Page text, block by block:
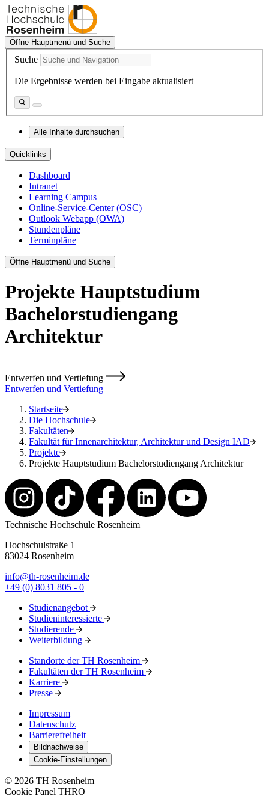
Öffne Hauptmenü und Suche
Suche
Die Ergebnisse werden bei Eingabe aktualisiert
Alle Inhalte durchsuchen
Quicklinks
Dashboard
Intranet
Learning Campus
Online-Service-Center (OSC)
Outlook Webapp (OWA)
Stundenpläne
Terminpläne
Öffne Hauptmenü und Suche
Projekte Hauptstudium
Bachelorstudiengang
Architektur
Entwerfen und Vertiefung
Entwerfen und Vertiefung
Startseite
Die Hochschule
Fakultäten
Fakultät für Innenarchitektur, Architektur und Design IAD
Projekte
Projekte Hauptstudium Bachelorstudiengang Architektur
Technische Hochschule Rosenheim
Hochschulstraße 1
83024 Rosenheim
info@th-rosenheim.de
+49 (0) 8031 805 - 0
Studienangebot
Studieninteressierte
Studierende
Weiterbildung
Standorte der TH Rosenheim
Fakultäten der TH Rosenheim
Karriere
Presse
Impressum
Datenschutz
Barrierefreiheit
Bildnachweise
Cookie-Einstellungen
© 2026 TH Rosenheim
Cookie Panel THRO